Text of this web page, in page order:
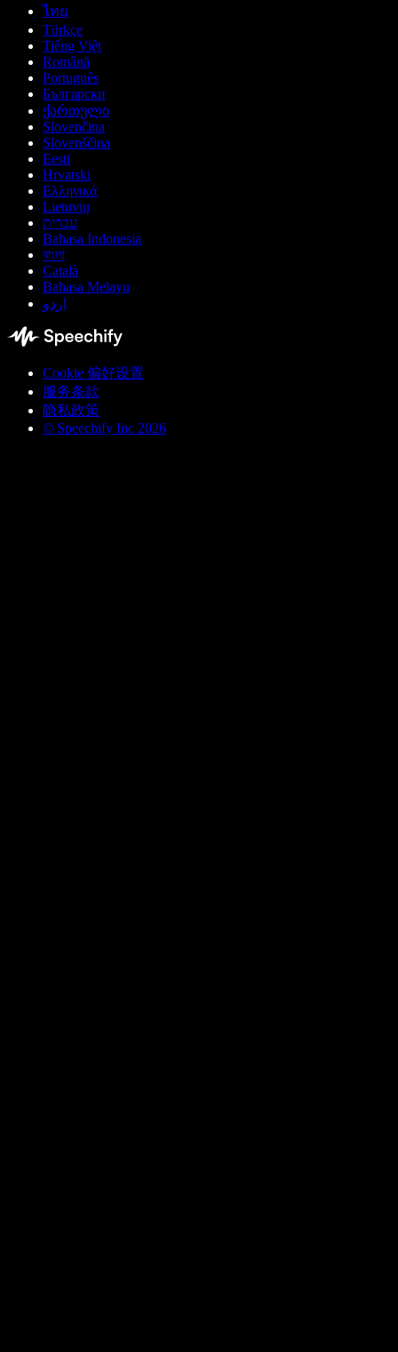
ไทย
Türkçe
Tiếng Việt
Română
Português
Български
ქართული
Slovenčina
Slovenščina
Eesti
Hrvatski
Ελληνικά
Lietuvių
עברית
Bahasa Indonesia
বাংলা
Català
Bahasa Melayu
اردو
Cookie 偏好设置
服务条款
隐私政策
© Speechify Inc 2026